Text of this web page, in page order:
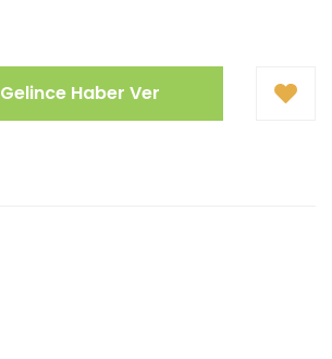
Gelince Haber Ver